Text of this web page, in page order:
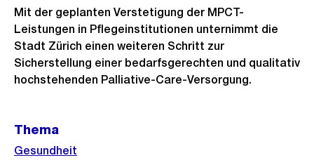
Mit der geplanten Verstetigung der MPCT-
Leistungen in Pflegeinstitutionen unternimmt die
Stadt Zürich einen weiteren Schritt zur
Sicherstellung einer bedarfsgerechten und qualitativ
hochstehenden Palliative-Care-Versorgung.
Weitere
Informationen
Thema
Gesundheit